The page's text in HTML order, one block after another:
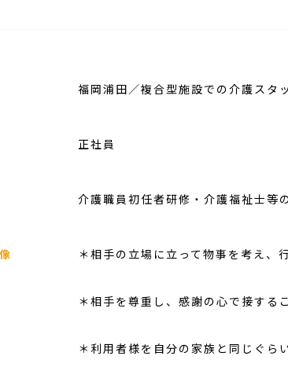
福岡浦田／複合型施設での介護スタ
正社員
介護職員初任者研修・介護福祉士等
＊相手の立場に立って物事を考え、
＊相手を尊重し、感謝の心で接する
＊利用者様を自分の家族と同じぐら